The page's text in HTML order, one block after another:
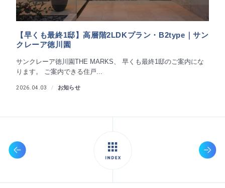
【早くも最終1邸】高層階2LDKプラン・B2type｜サン
クレーア徳川園
サンクレーア徳川園THE MARKS、 早くも最終1邸のご案内にな
ります。 ご案内できる住戸...
2026.04.03 お知らせ